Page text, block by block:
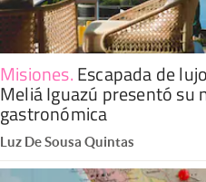
Misiones.Escapada de
Meliá Iguazú presentó su
gastronómica
Luz De Sousa Quintas